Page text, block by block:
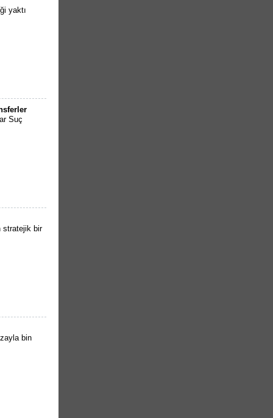
yaktı
Suç
stratejik bir
bin